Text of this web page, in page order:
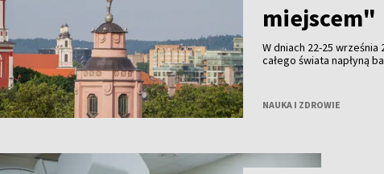
miejscem"
W dniach 22-25
całego świata napłyną
litewskim i angielskim.
przemówienia, który
NAUKA I ZDROWIE